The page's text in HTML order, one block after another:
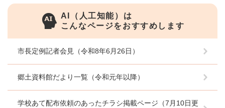
AI（人工知能）は
こんなページをおすすめします
市長定例記者会見（令和8年6月26日）
郷土資料館だより一覧（令和元年以降）
学校あて配布依頼のあったチラシ掲載ページ（7月10日更